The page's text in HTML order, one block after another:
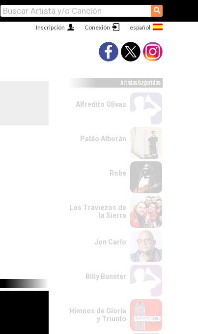
⚲
Conexión
Inscripción
Artistas Sugeridos
Alfredito Olivas
Pablo Alborán
Robe
Los Traviezos de
la Sierra
Jon Carlo
Billy Bunster
Himnos de Gloria
y Triunfo